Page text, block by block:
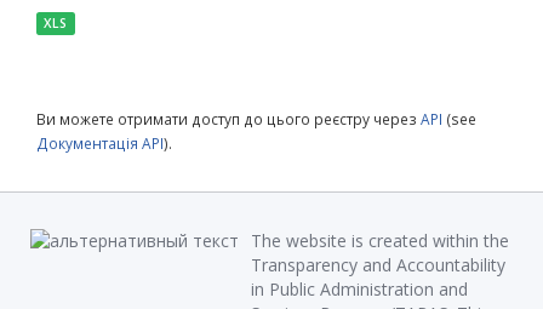
XLS
Ви можете отримати доступ до цього реєстру через API (see
Документація API).
The website is created within the
Transparency and Accountability
in Public Administration and